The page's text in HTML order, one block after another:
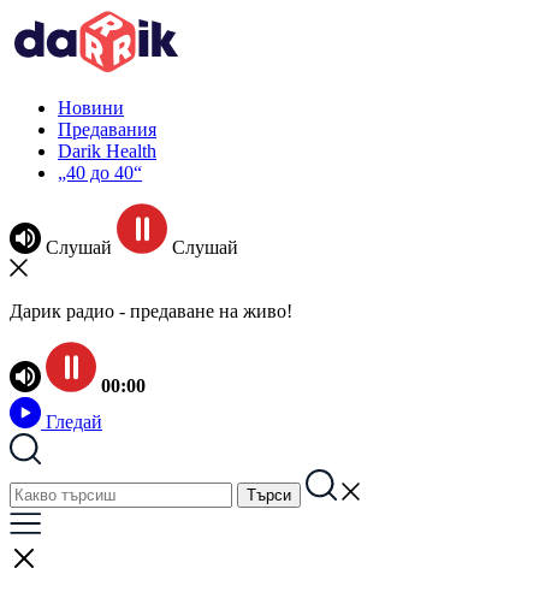
Новини
Предавания
Darik Health
„40 до 40“
Слушай Слушай
Дарик радио - предаване на живо!
00:00
Гледай